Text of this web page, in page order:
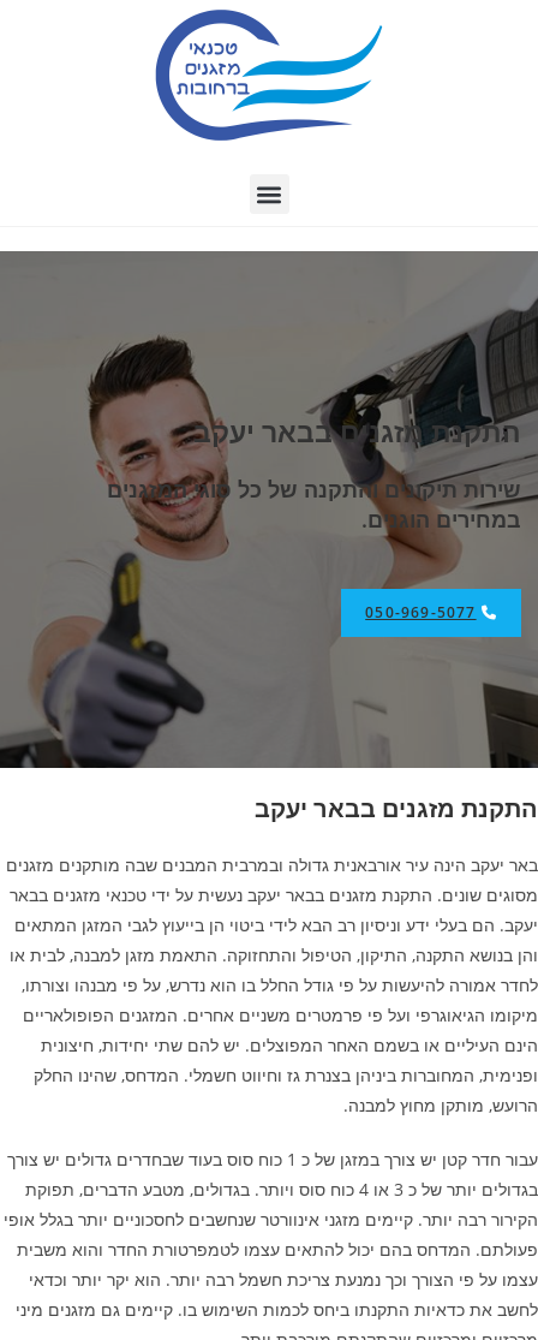
התקנת מזגנים בבאר יעקב
שירות תיקונים והתקנה של כל סוגי המזגנים
במחירים הוגנים.
050-969-5077
התקנת מזגנים בבאר יעקב
באר יעקב הינה עיר אורבאנית גדולה ובמרבית המבנים שבה מותקנים מזגנים
מסוגים שונים. התקנת מזגנים בבאר יעקב נעשית על ידי טכנאי מזגנים בבאר
יעקב. הם בעלי ידע וניסיון רב הבא לידי ביטוי הן בייעוץ לגבי המזגן המתאים
והן בנושא התקנה, התיקון, הטיפול והתחזוקה. התאמת מזגן למבנה, לבית או
לחדר אמורה להיעשות על פי גודל החלל בו הוא נדרש, על פי מבנהו וצורתו,
מיקומו הגיאוגרפי ועל פי פרמטרים משניים אחרים. המזגנים הפופולאריים
הינם העיליים או בשמם האחר המפוצלים. יש להם שתי יחידות, חיצונית
ופנימית, המחוברות ביניהן בצנרת גז וחיווט חשמלי. המדחס, שהינו החלק
הרועש, מותקן מחוץ למבנה.
עבור חדר קטן יש צורך במזגן של כ 1 כוח סוס בעוד שבחדרים גדולים יש צורך
בגדולים יותר של כ 3 או 4 כוח סוס ויותר. בגדולים, מטבע הדברים, תפוקת
הקירור רבה יותר. קיימים מזגני אינוורטר שנחשבים לחסכוניים יותר בגלל אופי
פעולתם. המדחס בהם יכול להתאים עצמו לטמפרטורת החדר והוא משבית
עצמו על פי הצורך וכך נמנעת צריכת חשמל רבה יותר. הוא יקר יותר וכדאי
לחשב את כדאיות התקנתו ביחס לכמות השימוש בו. קיימים גם מזגנים מיני